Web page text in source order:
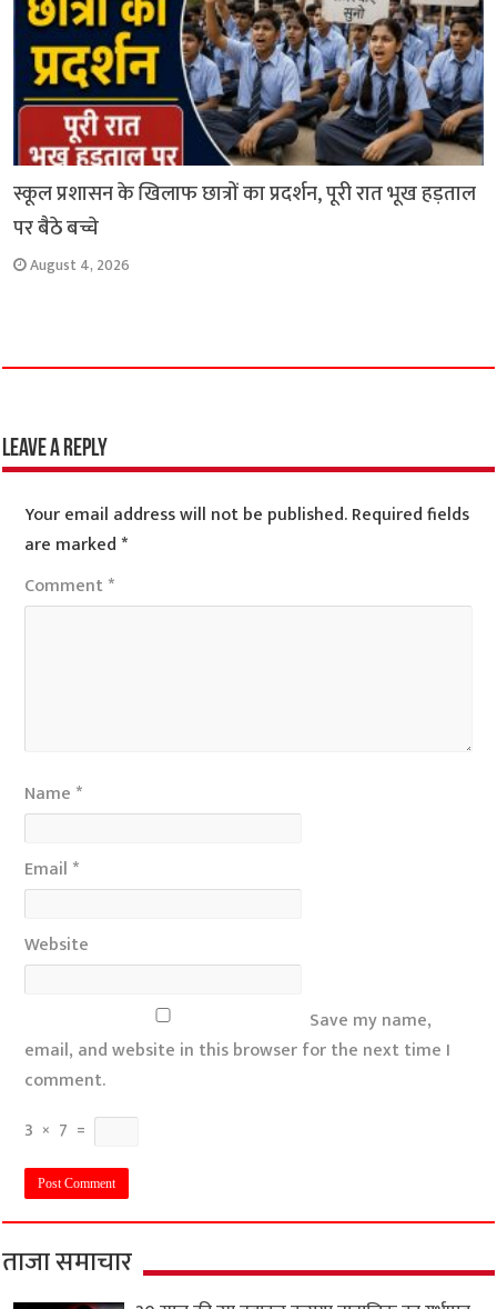
स्कूल प्रशासन के खिलाफ छात्रों का प्रदर्शन, पूरी रात भूख हड़ताल
पर बैठे बच्चे
August 4, 2026
Leave a Reply
Your email address will not be published.Required fields
are marked*
Comment*
Name *
Email *
Website
Save my name,
email, and website in this browser for the next time I
comment.
3 × 7 =
ताजा समाचार